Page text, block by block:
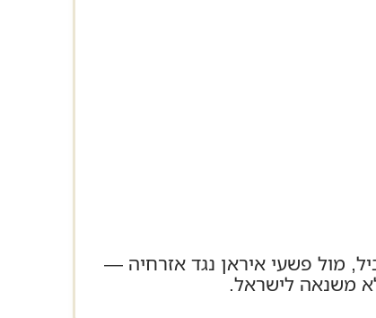
מול פשעי איראן נגד אזרחיה —
משנאה לישראל.